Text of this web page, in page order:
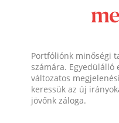
Portfóliónk minőségi
számára. Egyedülálló
változatos
keressük az új
jövőnk záloga.